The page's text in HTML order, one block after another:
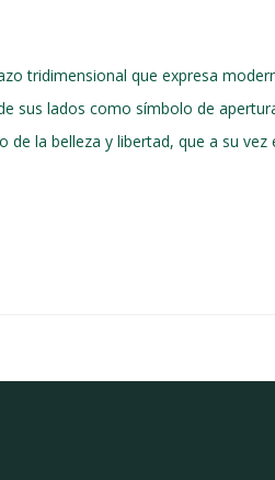
tridimensional que expresa
sus lados como símbolo de
la belleza y libertad, que a su